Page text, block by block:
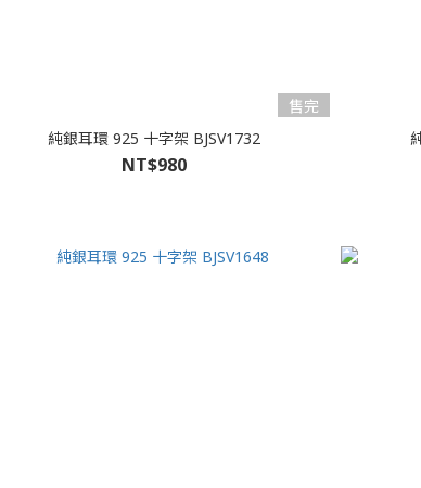
售完
純銀耳環 925 十字架 BJSV1732
NT$980